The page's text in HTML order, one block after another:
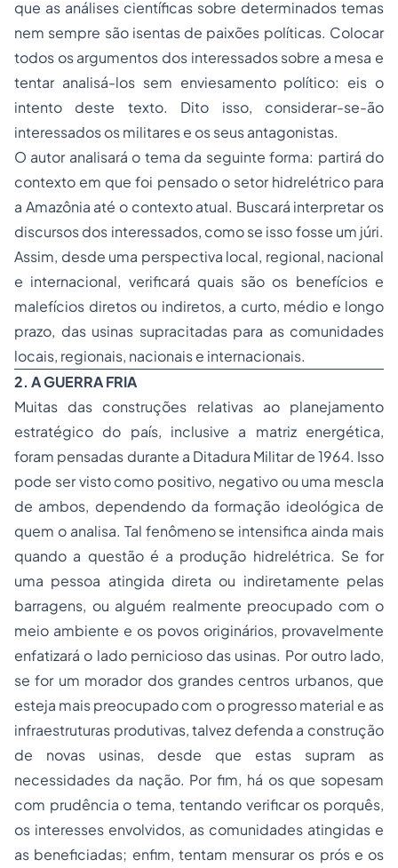
que as análises científicas sobre determinados temas
nem sempre são isentas de paixões políticas. Colocar
todos os argumentos dos interessados sobre a mesa e
tentar analisá-los sem enviesamento político: eis o
intento deste texto. Dito isso, considerar-se-ão
interessados os militares e os seus antagonistas.
O autor analisará o tema da seguinte forma: partirá do
contexto em que foi pensado o setor hidrelétrico para
a Amazônia até o contexto atual. Buscará interpretar os
discursos dos interessados, como se isso fosse um júri.
Assim, desde uma perspectiva local, regional, nacional
e internacional, verificará quais são os benefícios e
malefícios diretos ou indiretos, a curto, médio e longo
prazo, das usinas supracitadas para as comunidades
locais, regionais, nacionais e internacionais.
2. A GUERRA FRIA
Muitas das construções relativas ao planejamento
estratégico do país, inclusive a matriz energética,
foram pensadas durante a Ditadura Militar de 1964. Isso
pode ser visto como positivo, negativo ou uma mescla
de ambos, dependendo da formação ideológica de
quem o analisa. Tal fenômeno se intensifica ainda mais
quando a questão é a produção hidrelétrica. Se for
uma pessoa atingida direta ou indiretamente pelas
barragens, ou alguém realmente preocupado com o
meio ambiente e os povos originários, provavelmente
enfatizará o lado pernicioso das usinas. Por outro lado,
se for um morador dos grandes centros urbanos, que
esteja mais preocupado com o progresso material e as
infraestruturas produtivas, talvez defenda a construção
de novas usinas, desde que estas supram as
necessidades da nação. Por fim, há os que sopesam
com prudência o tema, tentando verificar os porquês,
os interesses envolvidos, as comunidades atingidas e
as beneficiadas; enfim, tentam mensurar os prós e os